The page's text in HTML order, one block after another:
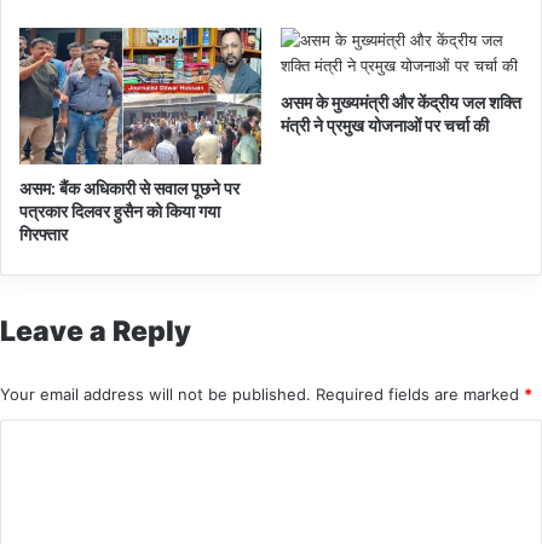
ट
क
रा
या
था
प
क्षी
असम: बैंक अधिकारी से सवाल पूछने पर
पत्रकार दिलवर हुसैन को किया गया
गिरफ्तार
असम के मुख्यमंत्री और केंद्रीय जल शक्ति
मंत्री ने प्रमुख योजनाओं पर चर्चा की
Leave a Reply
Your email address will not be published. Required fields are marked *